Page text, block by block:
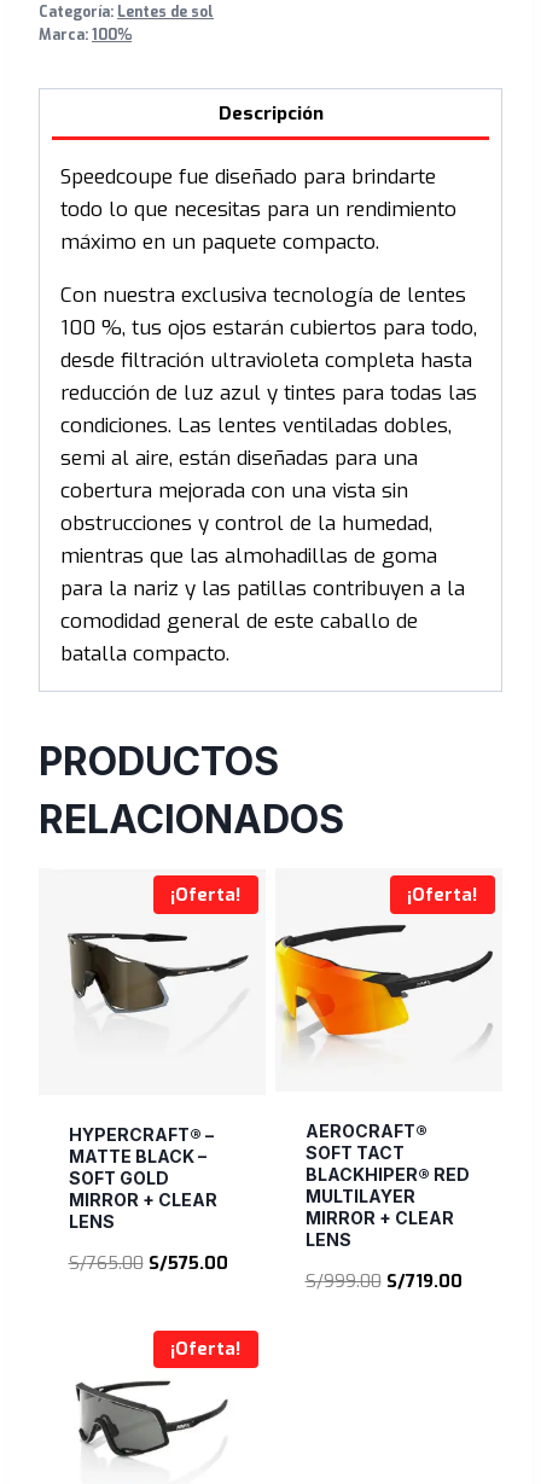
Categoría: Lentes de sol
Marca:100%
Descripción
Speedcoupe fue diseñado para brindarte
todo lo que necesitas para un rendimiento
máximo en un paquete compacto.
Con nuestra exclusiva tecnología de lentes
100 %, tus ojos estarán cubiertos para todo,
desde filtración ultravioleta completa hasta
reducción de luz azul y tintes para todas las
condiciones. Las lentes ventiladas dobles,
semi al aire, están diseñadas para una
cobertura mejorada con una vista sin
obstrucciones y control de la humedad,
mientras que las almohadillas de goma
para la nariz y las patillas contribuyen a la
comodidad general de este caballo de
batalla compacto.
PRODUCTOS
RELACIONADOS
¡Oferta!
HYPERCRAFT® –
MATTE BLACK –
SOFT GOLD
MIRROR + CLEAR
LENS
S/765.00 El
era:
S/765.00.
S/575.00El
es:
S/575.00.
¡Oferta!
AEROCRAFT®
SOFT TACT
BLACKHIPER® RED
MULTILAYER
MIRROR + CLEAR
LENS
S/999.00 El
S/719.00El
¡Oferta!